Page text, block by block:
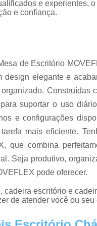
Estação
Gaveteiro
Mesa
Mesa
Mesa
e experientes,
e confiança.
de Escritório
elegante e
Construídas
suportar o uso
e configurações
mais eficiente.
que combina
Seja produtivo,
pode oferecer.
escritório e
de atender você ou